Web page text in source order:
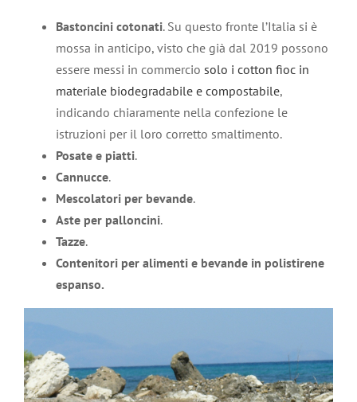
Bastoncini cotonati. Su questo fronte l’Italia si è
mossa in anticipo, visto che già dal 2019 possono
essere messi in commercio solo i cotton fioc in
materiale biodegradabile e compostabile,
indicando chiaramente nella confezione le
istruzioni per il loro corretto smaltimento.
Posate e piatti.
Cannucce.
Mescolatori per bevande.
Aste per palloncini.
Tazze.
Contenitori per alimenti e bevande in polistirene
espanso.